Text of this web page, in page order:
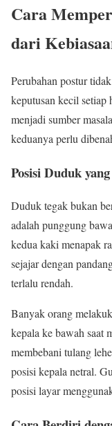
Cara
dari
Perubahan postur
keputusan kecil setiap
menjadi sumber
keduanya perlu
Posisi Duduk
Duduk tegak bukan
adalah punggung
kedua kaki menapak
sejajar dengan
terlalu rendah.
Banyak orang
kepala ke bawah saat
membebani tulang
posisi kepala netral.
posisi layar